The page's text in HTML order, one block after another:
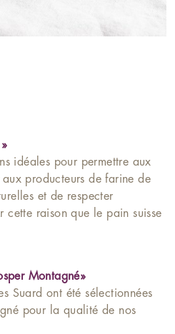
idéales pour permettre aux
producteurs de farine de
et de respecter
cette raison que le pain suisse
Montagné»
Suard ont été sélectionnées
pour la qualité de nos